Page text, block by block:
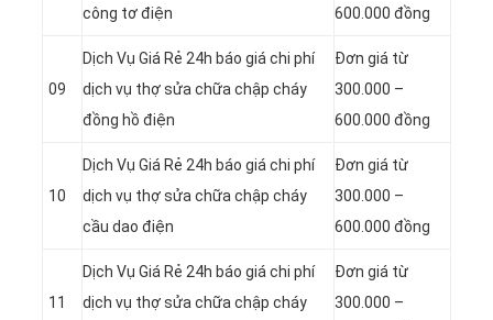
công tơ điện
600.000 đồng
09
Dịch Vụ Giá Rẻ 24h báo giá chi phí
dịch vụ thợ sửa chữa chập cháy
đồng hồ điện
Đơn giá từ
300.000 –
600.000 đồng
10
Dịch Vụ Giá Rẻ 24h báo giá chi phí
dịch vụ thợ sửa chữa chập cháy
cầu dao điện
Đơn giá từ
300.000 –
600.000 đồng
11
Dịch Vụ Giá Rẻ 24h báo giá chi phí
dịch vụ thợ sửa chữa chập cháy
Đơn giá từ
300.000 –